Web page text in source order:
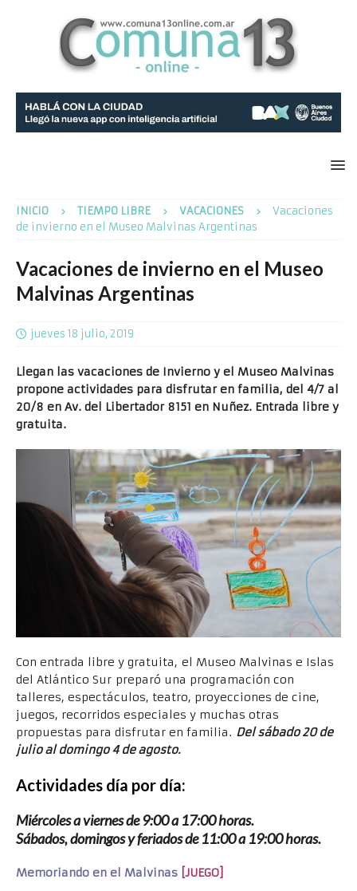
INICIO TIEMPO LIBRE VACACIONES
Vacaciones
de invierno en el Museo Malvinas Argentinas
Vacaciones de invierno en el Museo
Malvinas Argentinas
jueves 18 julio, 2019
Llegan las vacaciones de Invierno y el Museo Malvinas
propone actividades para disfrutar en familia, del 4/7 al
20/8 en Av. del Libertador 8151 en Nuñez. Entrada libre y
gratuita.
Con entrada libre y gratuita, el Museo Malvinas e Islas
del Atlántico Sur preparó una programación con
talleres, espectáculos, teatro, proyecciones de cine,
juegos, recorridos especiales y muchas otras
propuestas para disfrutar en familia. Del sábado 20 de
julio al domingo 4 de agosto.
Actividades día por día:
Miércoles a viernes de 9:00 a 17:00 horas.
Sábados, domingos y feriados de 11:00 a 19:00 horas.
Memoriando en el Malvinas [JUEGO]